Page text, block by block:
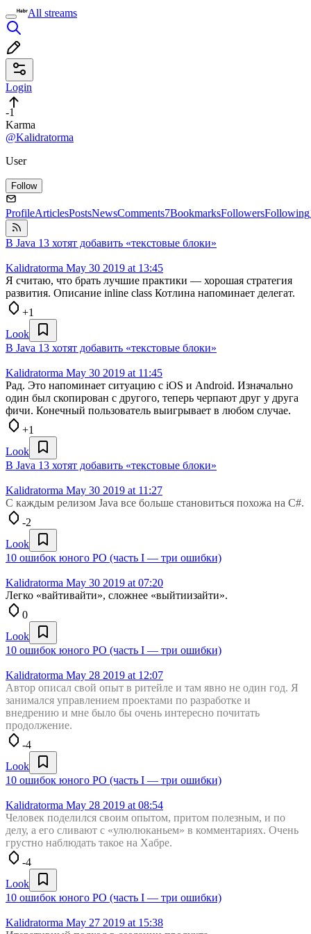
All streams
Login
-1
Karma
@Kalidratorma
User
Follow
ProfileArticlesPostsNewsComments7BookmarksFollowersFollowing
В Java 13 хотят добавить «текстовые блоки»
Kalidratorma May 30 2019 at 13:45
Я считаю, что брать лучшие практики — хорошая стратегия
развития. Описание inline class Котлина напоминает делегат.
+1
Look
В Java 13 хотят добавить «текстовые блоки»
Kalidratorma May 30 2019 at 11:45
Рад. Это напоминает ситуацию с iOS и Android. Изначально
один был скопирован с другого, теперь черпают друг у друга
фичи. Конечный пользователь выигрывает в любом случае.
+1
Look
В Java 13 хотят добавить «текстовые блоки»
Kalidratorma May 30 2019 at 11:27
С каждым релизом Java все больше становиться похожа на C#.
-2
Look
10 ошибок юного РО (часть I — три ошибки)
Kalidratorma May 30 2019 at 07:20
Легко «вайтивайти», сложнее «выйтиизайти».
0
Look
10 ошибок юного РО (часть I — три ошибки)
Kalidratorma May 28 2019 at 12:07
Автор описал свой опыт в ритейле и там явно не один год. Я
занимался управлением проектами по разработке и
внедрению и мне было бы очень интересно почитать
продолжение.
-4
Look
10 ошибок юного РО (часть I — три ошибки)
Kalidratorma May 28 2019 at 08:54
Человек поделился своим опытом, притом полезным, и по
делу, а его сливают с «улюлюканьем» в комментариях. Очень
грустно наблюдать такое на Хабре.
-4
Look
10 ошибок юного РО (часть I — три ошибки)
Kalidratorma May 27 2019 at 15:38